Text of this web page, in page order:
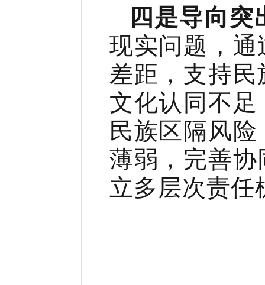
四是导向突
现实问题，
差距，支持
文化认同不
民族区隔风
薄弱，完善
立多层次责任